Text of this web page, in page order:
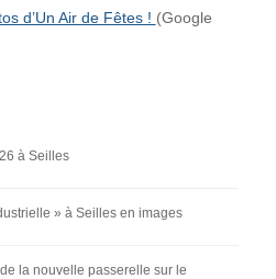
d’Un Air de Fêtes ! (Google
à Seilles
» à Seilles en images
la nouvelle passerelle sur le